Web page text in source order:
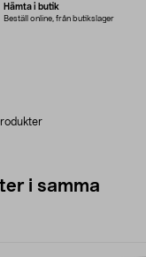
Hämta i butik
Beställ online, från butikslager
i samma